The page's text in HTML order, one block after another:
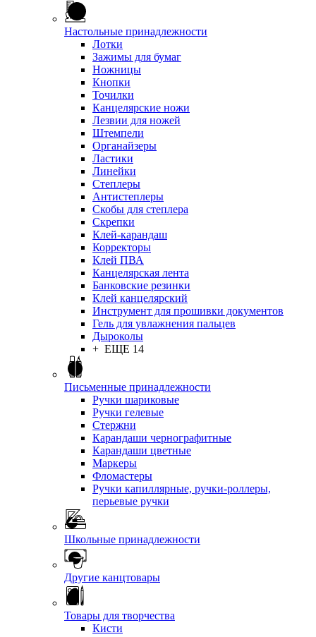
Настольные принадлежности
Лотки
Зажимы для бумаг
Ножницы
Кнопки
Точилки
Канцелярские ножи
Лезвии для ножей
Штемпели
Органайзеры
Ластики
Линейки
Степлеры
Антистеплеры
Скобы для степлера
Скрепки
Клей-карандаш
Корректоры
Клей ПВА
Канцелярская лента
Банковские резинки
Клей канцелярский
Инструмент для прошивки документов
Гель для увлажнения пальцев
Дыроколы
+ ЕЩЕ 14
Письменные принадлежности
Ручки шариковые
Ручки гелевые
Стержни
Карандаши чернографитные
Карандаши цветные
Маркеры
Фломастеры
Ручки капиллярные, ручки-роллеры,
перьевые ручки
Школьные принадлежности
Другие канцтовары
Товары для творчества
Кисти